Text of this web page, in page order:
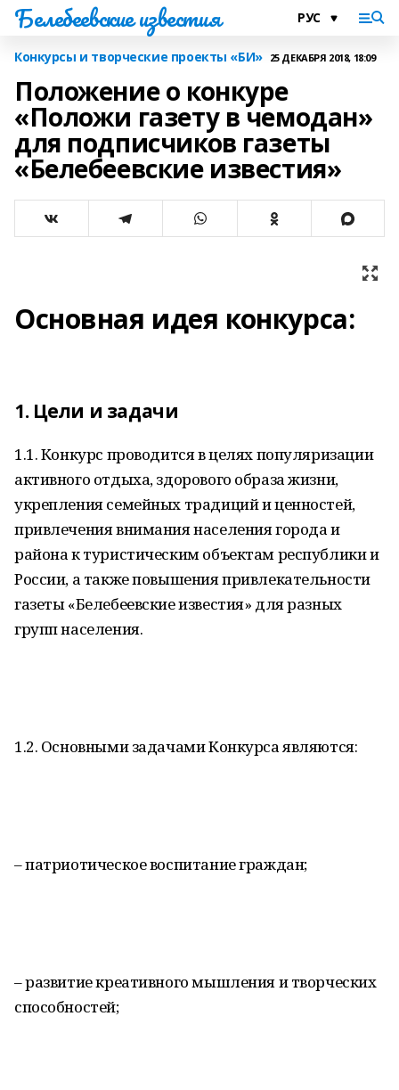
Белебеевские известия
Конкурсы и творческие проекты «БИ» 25 ДЕКАБРЯ 2018, 18:09
Положение о конкуре
«Положи газету в чемодан»
для подписчиков газеты
«Белебеевские известия»
Основная идея конкурса:
1. Цели и задачи
1.1. Конкурс проводится в целях популяризации
активного отдыха, здорового образа жизни,
укрепления семейных традиций и ценностей,
привлечения внимания населения города и
района к туристическим объектам республики и
России, а также повышения привлекательности
газеты «Белебеевские известия» для разных
групп населения.
1.2. Основными задачами Конкурса являются:
– патриотическое воспитание граждан;
– развитие креативного мышления и творческих
способностей;